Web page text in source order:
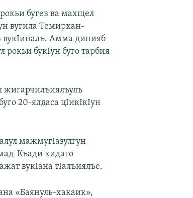
бугев ва махщел
вугила Темирхан-
вукIиналъ. Амма динияб
рокьи букIун буго тарбия
жигарчилъиялъулъ
20-ялдаса цIикIкIун
мажмугIазулгун
Къади кидаго
вукIана тIалъиялъе.
«Баянуль-хакаик»,